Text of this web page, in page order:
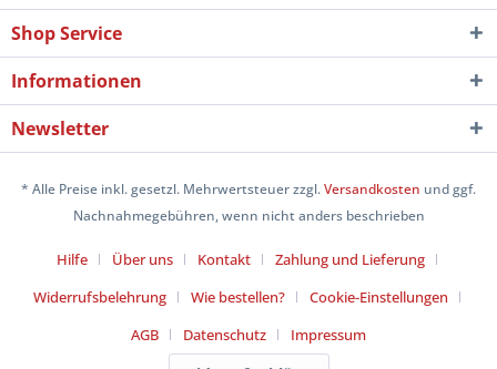
Shop Service
Informationen
Newsletter
* Alle Preise inkl. gesetzl. Mehrwertsteuer zzgl.Versandkosten und ggf.
Nachnahmegebühren, wenn nicht anders beschrieben
Hilfe Über uns Kontakt
Zahlung und Lieferung
Widerrufsbelehrung
Wie bestellen?
Cookie-Einstellungen
AGB
Datenschutz Impressum